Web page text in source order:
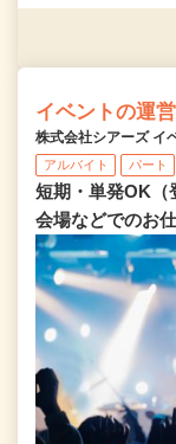
イベントの運
株式会社シアーズ イ
アルバイト パート
短期・単発OK（
会場などでのお